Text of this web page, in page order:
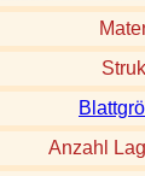
Anzahl